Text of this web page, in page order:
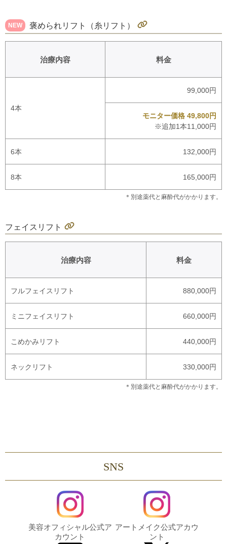
NEW 褒められリフト（糸リフト）
治療内容 料金
4本
99,000円
モニター価格 49,800円
※追加1本11,000円
6本 132,000円
8本 165,000円
＊別途薬代と麻酔代がかかります。
フェイスリフト
治療内容 料金
フルフェイスリフト 880,000円
ミニフェイスリフト 660,000円
こめかみリフト 440,000円
ネックリフト 330,000円
＊別途薬代と麻酔代がかかります。
SNS
美容オフィシャル公式ア
カウント
アートメイク公式アカウ
ント